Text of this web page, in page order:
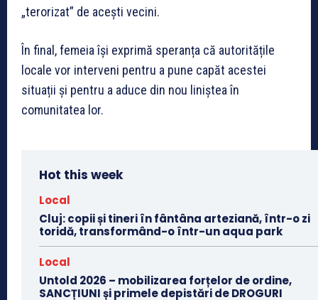
„terorizat” de acești vecini.
În final, femeia își exprimă speranța că autoritățile
locale vor interveni pentru a pune capăt acestei
situații și pentru a aduce din nou liniștea în
comunitatea lor.
Hot this week
Local
Cluj: copii și tineri în fântâna arteziană, într-o zi
toridă, transformând-o într-un aqua park
Local
Untold 2026 – mobilizarea forțelor de ordine,
SANCȚIUNI și primele depistări de DROGURI